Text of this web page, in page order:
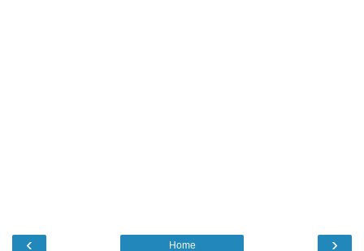
‹ ›
Home